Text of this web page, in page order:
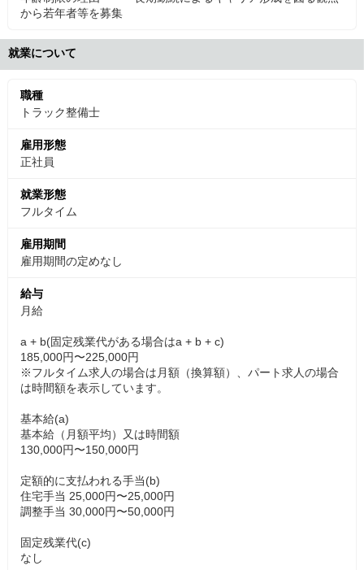
から若年者等を募集
就業について
職種
トラック整備士
雇用形態
正社員
就業形態
フルタイム
雇用期間
雇用期間の定めなし
給与
月給
a + b(固定残業代がある場合はa + b + c)
185,000円〜225,000円
※フルタイム求人の場合は月額（換算額）、パート求人の場合
は時間額を表示しています。
基本給(a)
基本給（月額平均）又は時間額
130,000円〜150,000円
定額的に支払われる手当(b)
住宅手当 25,000円〜25,000円
調整手当 30,000円〜50,000円
固定残業代(c)
なし